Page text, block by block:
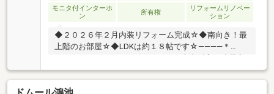
モニタ付インターホ
ン
所有権
リフォームリノベー
ション
◆２０２６年２月内装リフォーム完成☆◆南向き！最
上階のお部屋☆◆LDKは約１８帖です☆――――＊
全域の物件情報取り扱い可能！■ハウスフリーダムは
【東証スタンダード上場企業】です☆■物件多数揃え